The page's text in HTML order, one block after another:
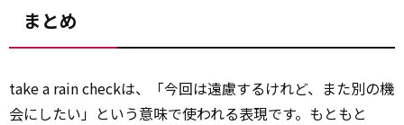
まとめ
take a rain checkは、「今回は遠慮するけれど、また別の機
会にしたい」という意味で使われる表現です。もともと